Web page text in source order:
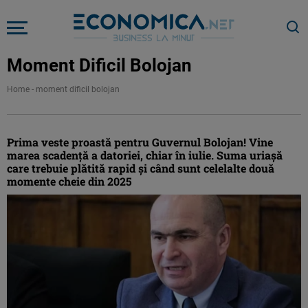
Moment Dificil Bolojan
Home - moment dificil bolojan
Prima veste proastă pentru Guvernul Bolojan! Vine
marea scadență a datoriei, chiar în iulie. Suma uriașă
care trebuie plătită rapid și când sunt celelalte două
momente cheie din 2025